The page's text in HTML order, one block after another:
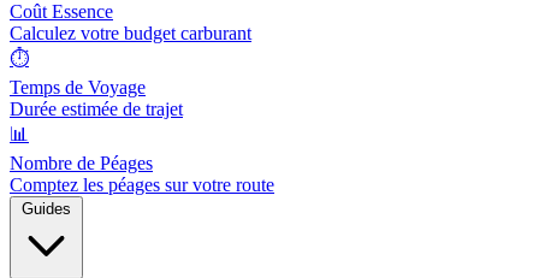
Coût Essence
Calculez votre budget carburant
⏱️
Temps de Voyage
Durée estimée de trajet
📊
Nombre de Péages
Comptez les péages sur votre route
Guides